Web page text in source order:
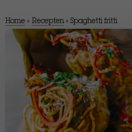
Home » Recepten » Spaghetti fritti